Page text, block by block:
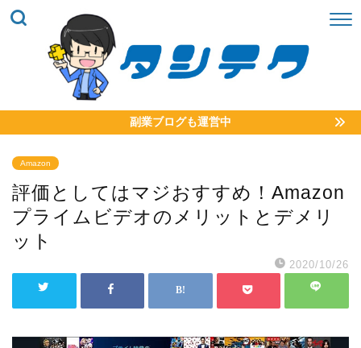
副業ブログも運営中
Amazon
評価としてはマジおすすめ！Amazon
プライムビデオのメリットとデメリ
ット
2020/10/26